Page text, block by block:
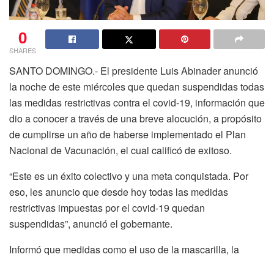
0
SHARES
SANTO DOMINGO.- El presidente Luis Abinader anunció
la noche de este miércoles que quedan suspendidas todas
las medidas restrictivas contra el covid-19, información que
dio a conocer a través de una breve alocución, a propósito
de cumplirse un año de haberse implementado el Plan
Nacional de Vacunación, el cual calificó de exitoso.
“Este es un éxito colectivo y una meta conquistada. Por
eso, les anuncio que desde hoy todas las medidas
restrictivas impuestas por el covid-19 quedan
suspendidas”, anunció el gobernante.
Informó que medidas como el uso de la mascarilla, la